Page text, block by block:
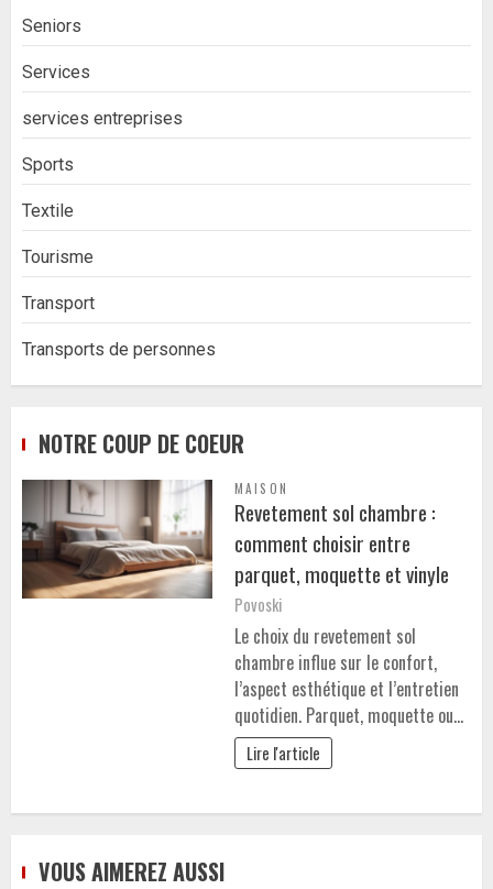
Seniors
Services
services entreprises
Sports
Textile
Tourisme
Transport
Transports de personnes
NOTRE COUP DE COEUR
MAISON
Revetement sol chambre :
comment choisir entre
parquet, moquette et vinyle
Povoski
Le choix du revetement sol
chambre influe sur le confort,
l’aspect esthétique et l’entretien
quotidien. Parquet, moquette ou…
Lire l'article
VOUS AIMEREZ AUSSI